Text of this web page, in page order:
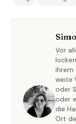
Vor
ihrem
weite
oder
oder
die
Ort